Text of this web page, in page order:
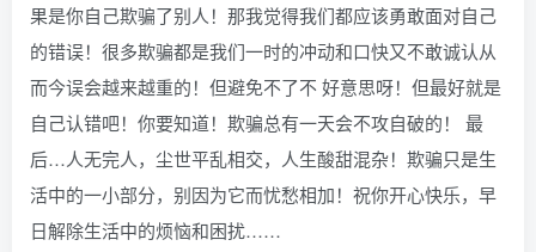
果是你自己欺骗了别人！那我觉得我们都应该勇敢面对自己
的错误！很多欺骗都是我们一时的冲动和口快又不敢诚认从
而今误会越来越重的！但避免不了不 好意思呀！但最好就是
自己认错吧！你要知道！欺骗总有一天会不攻自破的！ 最
后…人无完人，尘世平乱相交，人生酸甜混杂！欺骗只是生
活中的一小部分，别因为它而忧愁相加！祝你开心快乐，早
日解除生活中的烦恼和困扰……